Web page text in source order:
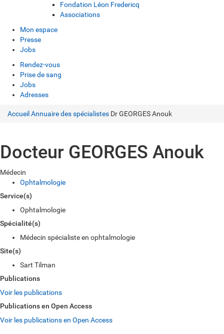
Fondation Léon Fredericq
Associations
Mon espace
Presse
Jobs
Rendez-vous
Prise de sang
Jobs
Adresses
Accueil Annuaire des spécialistes Dr GEORGES Anouk
Docteur GEORGES Anouk
Médecin
Ophtalmologie
Service(s)
Ophtalmologie
Spécialité(s)
Médecin spécialiste en ophtalmologie
Site(s)
Sart Tilman
Publications
Voir les publications
Publications en Open Access
Voir les publications en Open Access